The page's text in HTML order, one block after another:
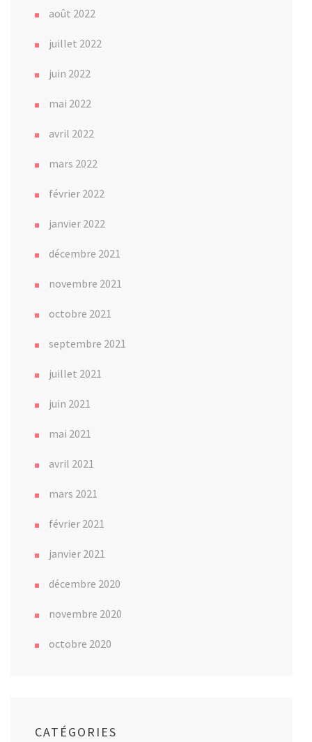
août 2022
juillet 2022
juin 2022
mai 2022
avril 2022
mars 2022
février 2022
janvier 2022
décembre 2021
novembre 2021
octobre 2021
septembre 2021
juillet 2021
juin 2021
mai 2021
avril 2021
mars 2021
février 2021
janvier 2021
décembre 2020
novembre 2020
octobre 2020
CATÉGORIES